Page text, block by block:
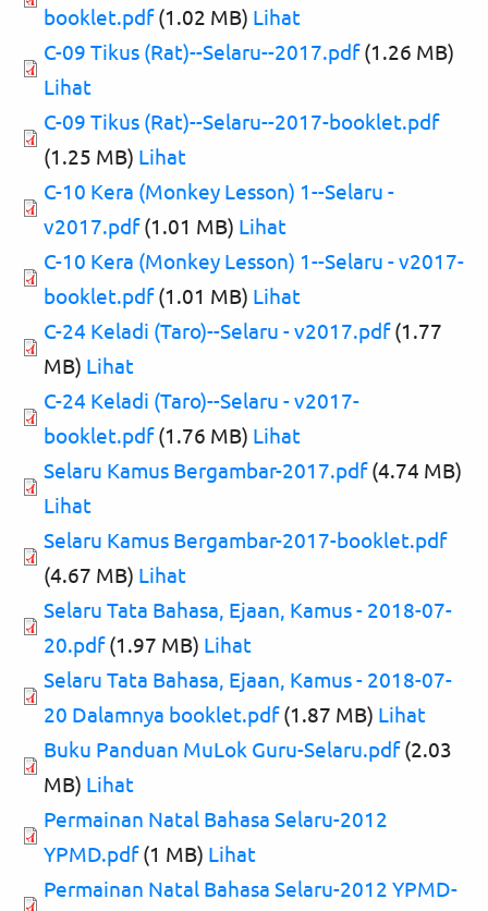
booklet.pdf(1.02 MB) Lihat
C-09 Tikus (Rat)--Selaru--2017.pdf(1.26 MB)
Lihat
C-09 Tikus (Rat)--Selaru--2017-booklet.pdf
(1.25 MB) Lihat
C-10 Kera (Monkey Lesson) 1--Selaru -
v2017.pdf(1.01 MB) Lihat
C-10 Kera (Monkey Lesson) 1--Selaru - v2017-
booklet.pdf(1.01 MB) Lihat
C-24 Keladi (Taro)--Selaru - v2017.pdf(1.77
MB) Lihat
C-24 Keladi (Taro)--Selaru - v2017-
booklet.pdf(1.76 MB) Lihat
Selaru Kamus Bergambar-2017.pdf(4.74 MB)
Lihat
Selaru Kamus Bergambar-2017-booklet.pdf
(4.67 MB) Lihat
Selaru Tata Bahasa, Ejaan, Kamus - 2018-07-
20.pdf(1.97 MB) Lihat
Selaru Tata Bahasa, Ejaan, Kamus - 2018-07-
20 Dalamnya booklet.pdf(1.87 MB) Lihat
Buku Panduan MuLok Guru-Selaru.pdf(2.03
MB) Lihat
Permainan Natal Bahasa Selaru-2012
YPMD.pdf(1 MB) Lihat
Permainan Natal Bahasa Selaru-2012 YPMD-